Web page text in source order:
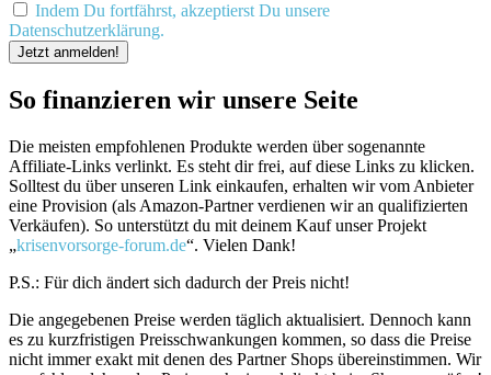
Indem Du fortfährst, akzeptierst Du unsere
Datenschutzerklärung.
So finanzieren wir unsere Seite
Die meisten empfohlenen Produkte werden über sogenannte
Affiliate-Links verlinkt. Es steht dir frei, auf diese Links zu klicken.
Solltest du über unseren Link einkaufen, erhalten wir vom Anbieter
eine Provision (als Amazon-Partner verdienen wir an qualifizierten
Verkäufen). So unterstützt du mit deinem Kauf unser Projekt
„krisenvorsorge-forum.de“. Vielen Dank!
P.S.: Für dich ändert sich dadurch der Preis nicht!
Die angegebenen Preise werden täglich aktualisiert. Dennoch kann
es zu kurzfristigen Preisschwankungen kommen, so dass die Preise
nicht immer exakt mit denen des Partner Shops übereinstimmen. Wir